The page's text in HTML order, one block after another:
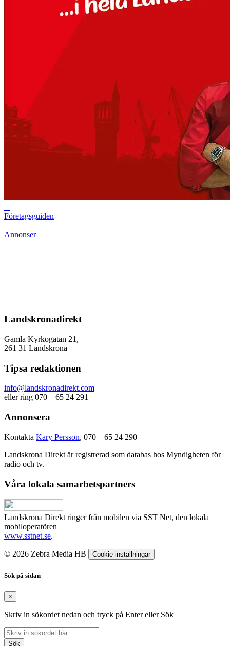
Företagsguiden
Annonser
Landskronadirekt
Gamla Kyrkogatan 21,
261 31 Landskrona
Tipsa redaktionen
info@landskronadirekt.com
eller ring 070 – 65 24 291
Annonsera
Kontakta Kary Persson, 070 – 65 24 290
Landskrona Direkt är registrerad som databas hos Myndigheten för
radio och tv.
Våra lokala samarbetspartners
Landskrona Direkt ringer från mobilen via SST Net, den lokala
mobiloperatören
www.sstnet.se.
© 2026 Zebra Media HB Cookie inställningar
Sök på sidan
×
Skriv in sökordet nedan och tryck på Enter eller Sök
Sök